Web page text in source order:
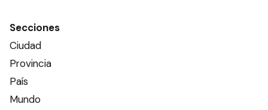
Secciones
Ciudad
Provincia
País
Mundo